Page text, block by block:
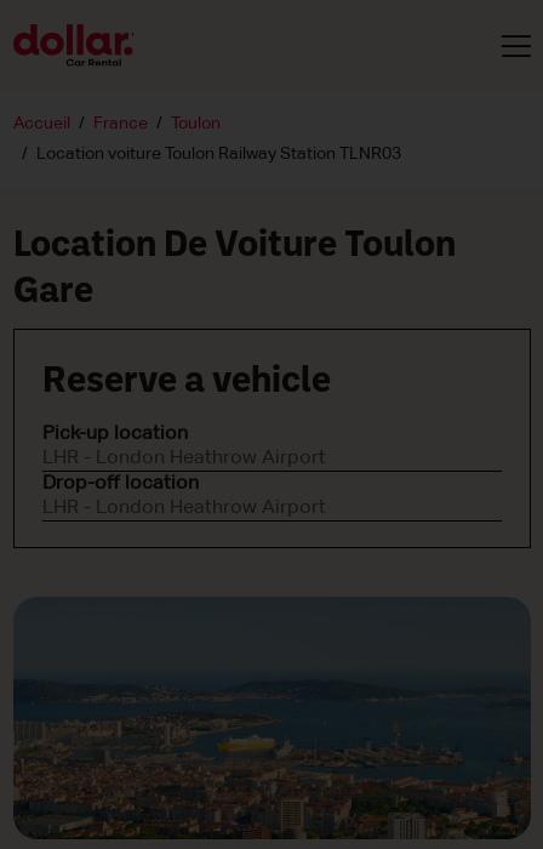
Accueil France
Toulon
Location voiture Toulon Railway Station TLNR03
Location De Voiture Toulon
Gare
Reserve a vehicle
Pick-up location
LHR - London Heathrow Airport
Drop-off location
LHR - London Heathrow Airport